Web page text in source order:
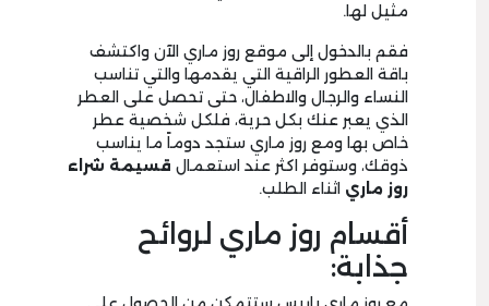
مثيل لها.
فقم بالدخول إلى موقع روز ماري الآن واكتشف
باقة العطور الراقية التي يقدمها والتي تناسب
النساء والرجال والاطفال، حتى تحصل على العطر
الذي يعبر عنك بكل حرية، فلكل شخصية عطر
خاص بها ومع روز ماري ستجد دوماً ما يناسب
ذوقك، وستوفر اكثر عند استعمال قسيمة شراء
روز ماري اثناء الطلب.
أقسام روز ماري لروائح
جذابة: